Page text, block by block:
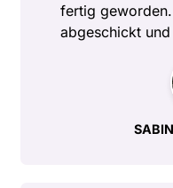
fertig
abgeschickt